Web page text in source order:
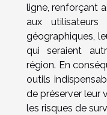
ligne, renforçant
aux utilisateurs
géographiques,
qui seraient
région. En
outils
de préserver leur
les risques de